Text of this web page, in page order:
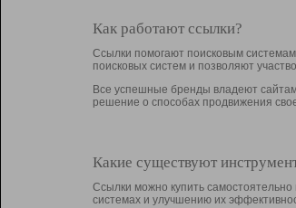
Как работают ссылки?
Ссылки помогают поисковым
поисковых систем и позволяют
Все успешные бренды владеют
решение о способах продвижения
Какие существуют
Ссылки можно купить
системах и улучшению их